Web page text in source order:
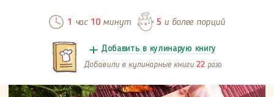
1 час 10минут 5 и более порций
Добавить в кулинарую книгу
Добавили в кулинарные книги 22 раза